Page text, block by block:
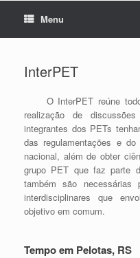
Menu
InterPET
O InterPET reúne
realização de
integrantes dos PETs
das regulamentações e
nacional, além de obter
grupo PET que faz parte
também são necessárias
interdisciplinares que
objetivo em comum.
Tempo em Pelotas, RS